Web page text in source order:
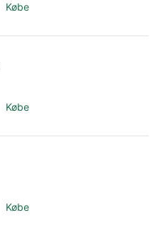
Købe
Købe
Købe